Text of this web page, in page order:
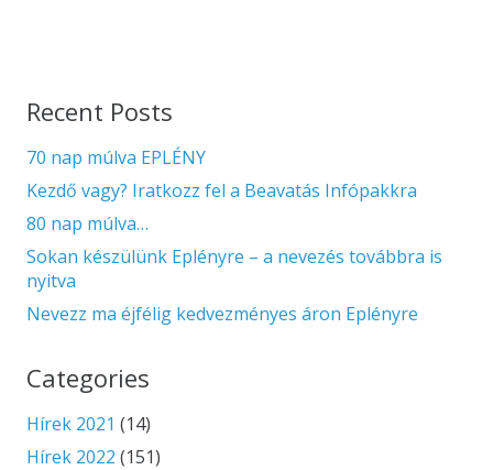
Recent Posts
70 nap múlva EPLÉNY
Kezdő vagy? Iratkozz fel a Beavatás Infópakkra
80 nap múlva…
Sokan készülünk Eplényre – a nevezés továbbra is
nyitva
Nevezz ma éjfélig kedvezményes áron Eplényre
Categories
Hírek 2021 (14)
Hírek 2022 (151)